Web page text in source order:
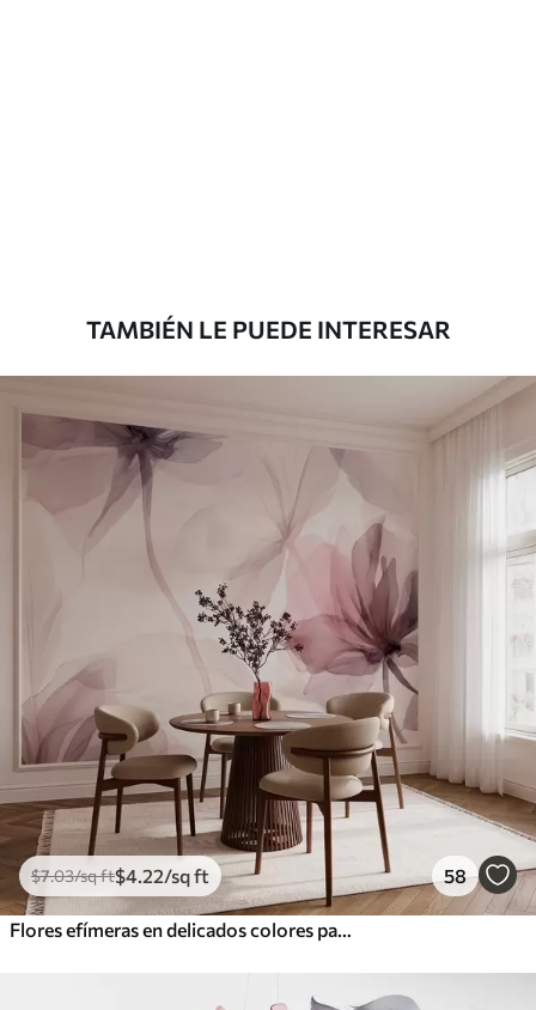
Peel and Stick
12.77$7.66/sq ft
TAMBIÉN LE PUEDE INTERESAR
$7.03/sq ft$4 .22/sq ft 58